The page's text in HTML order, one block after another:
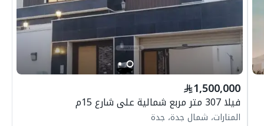
1,500,000
فيلا 307 متر مربع شمالية على شارع 15م
المنارات، شمال جدة، جدة